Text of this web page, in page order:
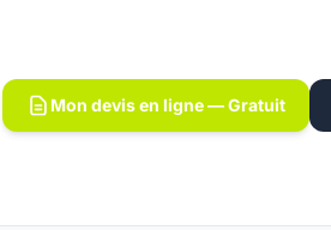
Mon devis en ligne — Gratuit